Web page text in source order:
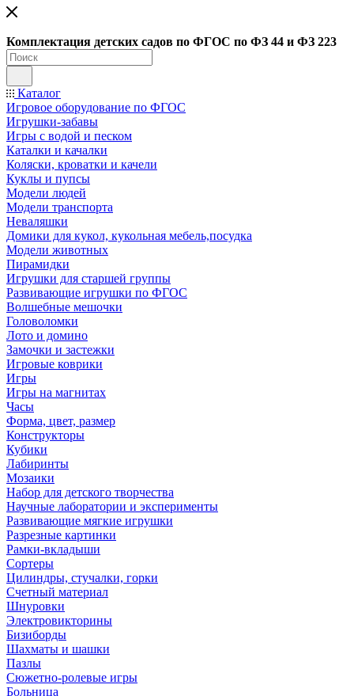
Комплектация детских садов по ФГОC по ФЗ 44 и ФЗ 223
Каталог
Игровое оборудование по ФГОС
Игрушки-забавы
Игры с водой и песком
Каталки и качалки
Коляски, кроватки и качели
Куклы и пупсы
Модели людей
Модели транспорта
Неваляшки
Домики для кукол, кукольная мебель,посудка
Модели животных
Пирамидки
Игрушки для старшей группы
Развивающие игрушки по ФГОС
Волшебные мешочки
Головоломки
Лото и домино
Замочки и застежки
Игровые коврики
Игры
Игры на магнитах
Часы
Форма, цвет, размер
Конструкторы
Кубики
Лабиринты
Мозаики
Набор для детского творчества
Научные лаборатории и эксперименты
Развивающие мягкие игрушки
Разрезные картинки
Рамки-вкладыши
Сортеры
Цилиндры, стучалки, горки
Счетный материал
Шнуровки
Электровикторины
Бизиборды
Шахматы и шашки
Пазлы
Сюжетно-ролевые игры
Больница